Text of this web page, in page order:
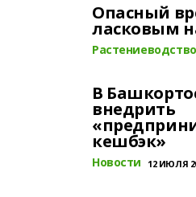
Опасный
ласковым
Растениеводство
В
внедрить
кешбэк»
Новости 12 ИЮЛЯ